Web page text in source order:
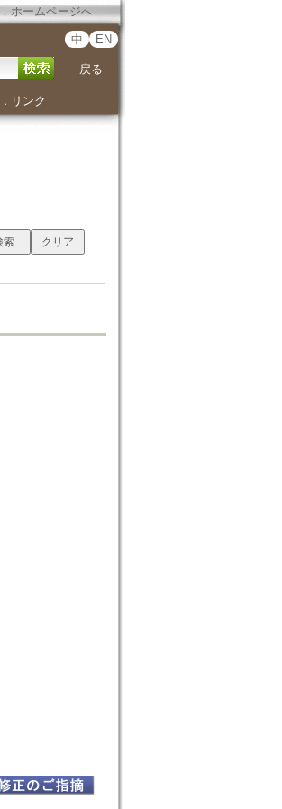
． ホームページへ
中 EN
戻る
． リンク